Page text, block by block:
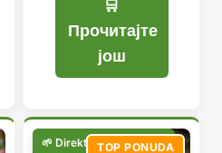
Прочитајте
још
TOP PONUDA